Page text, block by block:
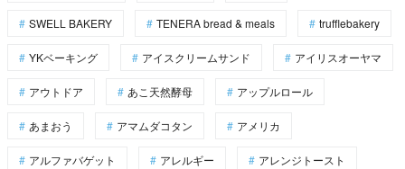
SWELL BAKERY TENERA bread & meals trufflebakery
YKベーキング アイスクリームサンド アイリスオーヤマ
アウトドア あこ天然酵母 アップルロール
あまおう アマムダコタン アメリカ
アルファバゲット アレルギー アレンジトースト